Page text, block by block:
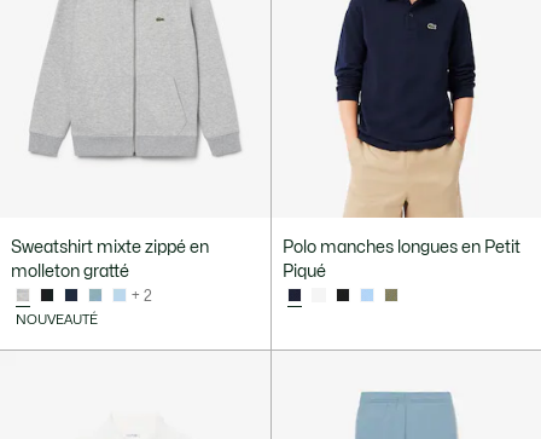
Sweatshirt mixte zippé en
molleton gratté
+ 2
NOUVEAUTÉ
Polo manches longues en Petit
Piqué